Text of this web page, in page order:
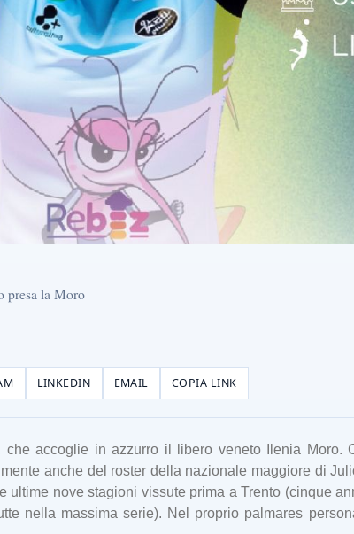
presa la Moro
LINKEDIN EMAIL COPIA LINK
accoglie in azzurro il libero veneto Ilenia Moro.
anche del roster della nazionale maggiore di
ultime nove stagioni vissute prima a Trento (cinque
nella massima serie). Nel proprio palmares